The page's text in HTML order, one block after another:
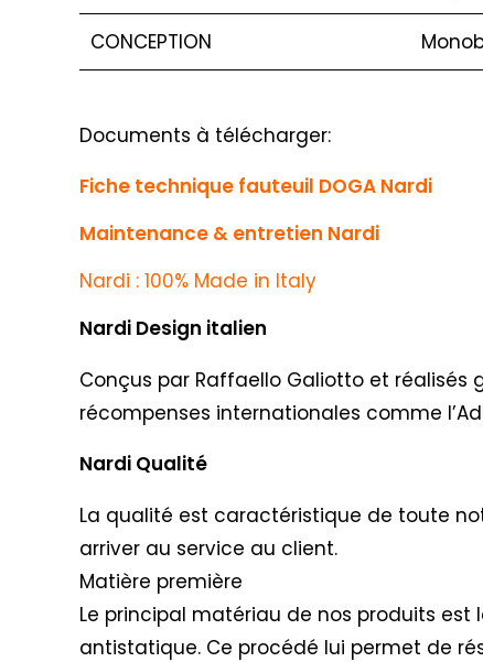
CONCEPTION
Documents à télécharger:
Fiche technique fauteuil DOGA Nardi
Maintenance & entretien Nardi
Nardi : 100% Made in Italy
Nardi Design italien
Conçus par Raffaello Galiotto et réalisés
récompenses internationales comme
Nardi Qualité
La qualité est caractéristique de toute
arriver au service au client.
Matière première
Le principal matériau de nos produits
antistatique. Ce procédé lui permet de